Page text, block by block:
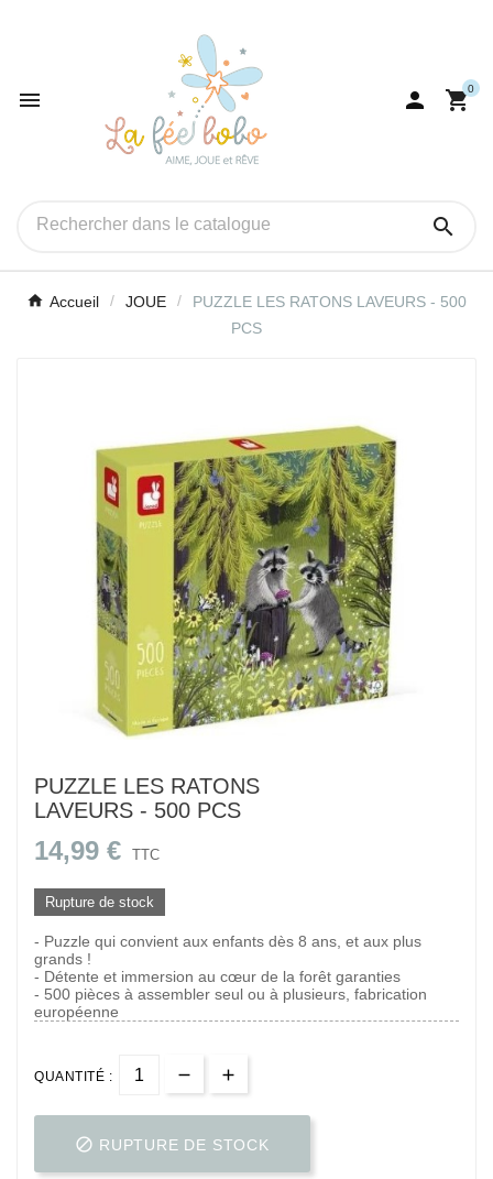
  0

Accueil JOUE
PUZZLE LES RATONS LAVEURS - 500
PCS
PUZZLE LES RATONS
LAVEURS - 500 PCS
14,99 € TTC
Rupture de stock
- Puzzle qui convient aux enfants dès 8 ans, et aux plus
grands !
- Détente et immersion au cœur de la forêt garanties
- 500 pièces à assembler seul ou à plusieurs, fabrication
européenne
QUANTITÉ :
 RUPTURE DE STOCK